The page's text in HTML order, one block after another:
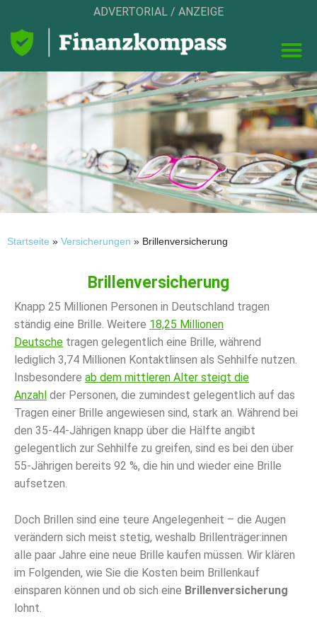
ADVERTORIAL / ANZEIGE
Startseite » Versicherungen » Brillenversicherung
Brillenversicherung
Knapp 25 Millionen Personen in Deutschland tragen
ständig eine Brille. Weitere 18,25 Millionen
Deutsche tragen gelegentlich eine Brille, während
lediglich 3,74 Millionen Kontaktlinsen als Sehhilfe nutzen.
Insbesondere ab dem mittleren Alter steigt die
Anzahl der Personen, die zumindest gelegentlich auf das
Tragen einer Brille angewiesen sind, stark an. Während bei
den 35-44-Jährigen knapp über die Hälfte angibt
gelegentlich zur Sehhilfe zu greifen, sind es bei den über
55-Jährigen bereits 92 %, die hin und wieder eine Brille
aufsetzen.
Doch Brillen sind eine teure Angelegenheit – die Augen
verändern sich meist stetig, weshalb Brillenträger:innen
alle paar Jahre eine neue Brille kaufen müssen. Wir klären
im Folgenden, wie Sie die Kosten beim Brillenkauf
einsparen können und ob sich eine Brillenversicherung
lohnt.